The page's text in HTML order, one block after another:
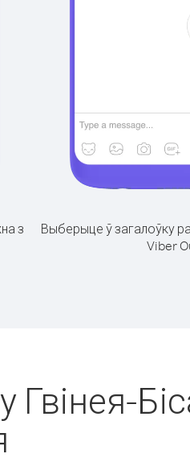
з
Выберыце ў загалоўку
Viber
Гвінея-